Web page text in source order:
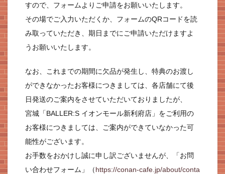
すので、フォームよりご申請をお願いいたします。
その場でご入力いただくか、フォームのQRコードを読
み取っていただき、期日までにご申請いただけますよ
うお願いいたします。
なお、これまでの期間に欠品が発生し、特典のお渡し
ができなかったお客様につきましては、各店舗にて後
日発送のご案内をさせていただいておりましたが、
宮城「BALLER:S イオンモール新利府店」をご利用の
お客様につきましては、ご案内ができていなかった可
能性がございます。
お手数をおかけし誠に申し訳ございませんが、「お問
い合わせフォーム」（https://conan-cafe.jp/about/conta